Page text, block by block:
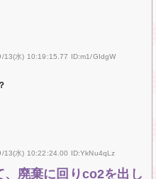
13(水) 10:19:15.77 ID:m1/GIdgW
13(水) 10:22:24.00 ID:YkNu4qLz
廃棄に回りco2を出し